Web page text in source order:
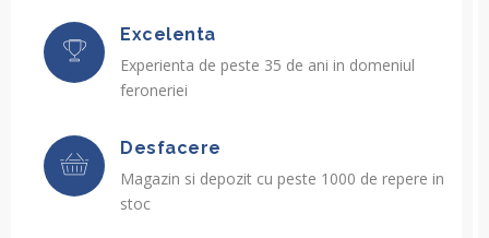
Excelenta
Experienta de peste 35 de ani in domeniul
feroneriei
Desfacere
Magazin si depozit cu peste 1000 de repere in
stoc